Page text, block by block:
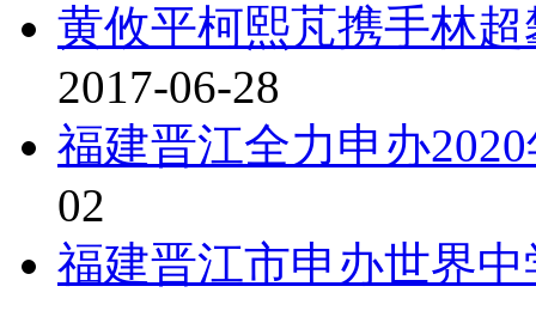
黄攸平柯熙芃携手林
2017-06-28
福建晋江全力申办
02
福建晋江市申办世界